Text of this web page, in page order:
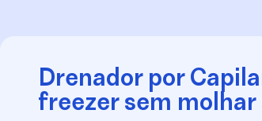
Drenador por
freezer sem